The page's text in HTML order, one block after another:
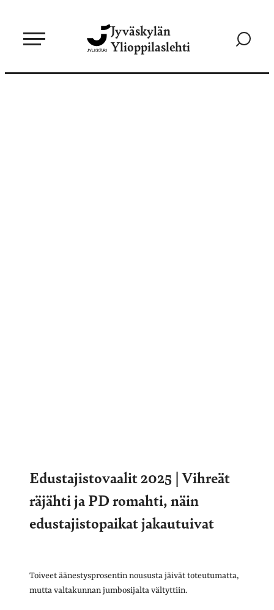
sisältöön
Jyväskylän
Ylioppilaslehti
Siirry
Edustajistovaalit 2025 | Vihreät
räjähti ja PD romahti, näin
edustajistopaikat jakautuivat
Toiveet äänestysprosentin noususta jäivät toteutumatta,
mutta valtakunnan jumbosijalta vältyttiin.